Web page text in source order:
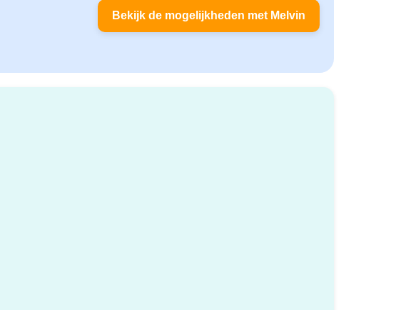
Bekijk de mogelijkheden met Melvin